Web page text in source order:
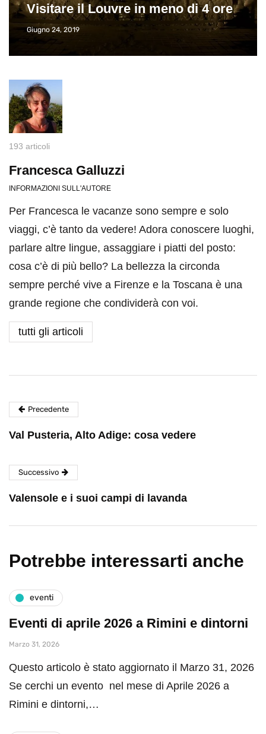
Visitare il Louvre in meno di 4 ore
Giugno 24, 2019
193 articoli
Francesca Galluzzi
INFORMAZIONI SULL'AUTORE
Per Francesca le vacanze sono sempre e solo
viaggi, c’è tanto da vedere! Adora conoscere luoghi,
parlare altre lingue, assaggiare i piatti del posto:
cosa c’è di più bello? La bellezza la circonda
sempre perché vive a Firenze e la Toscana è una
grande regione che condividerà con voi.
tutti gli articoli
Precedente
Val Pusteria, Alto Adige: cosa vedere
Successivo
Valensole e i suoi campi di lavanda
Potrebbe interessarti anche
eventi
Eventi di aprile 2026 a Rimini e dintorni
Marzo 31, 2026
Questo articolo è stato aggiornato il Marzo 31, 2026
Se cerchi un evento nel mese di Aprile 2026 a
Rimini e dintorni,…